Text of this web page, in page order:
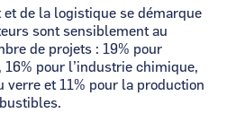
de la logistique se démarque
sont sensiblement au
de projets : 19% pour
pour l’industrie chimique,
verre et 11% pour la production